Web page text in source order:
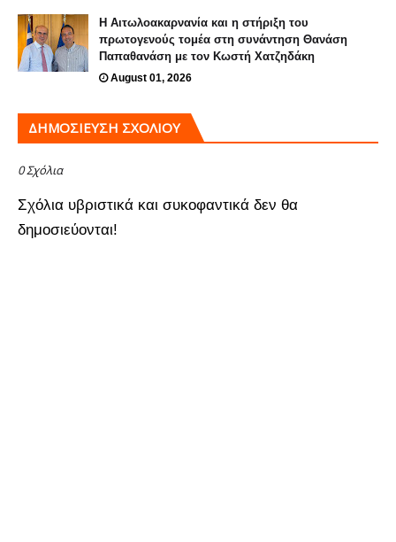
H Αιτωλοακαρνανία και η στήριξη του
πρωτογενούς τομέα στη συνάντηση Θανάση
Παπαθανάση με τον Κωστή Χατζηδάκη
August 01, 2026
ΔΗΜΟΣΊΕΥΣΗ ΣΧΟΛΊΟΥ
0 Σχόλια
Σχόλια υβριστικά και συκοφαντικά δεν θα
δημοσιεύονται!